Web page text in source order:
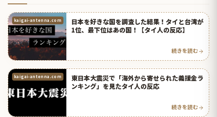
kaigai-antenna.com
日本を好きな国を調査した結果！タイと台湾が
1位、最下位はあの国！【タイ人の反応】
続きを読む
kaigai-antenna.com
東日本大震災で「海外から寄せられた義援金ラ
ンキング」を見たタイ人の反応
続きを読む